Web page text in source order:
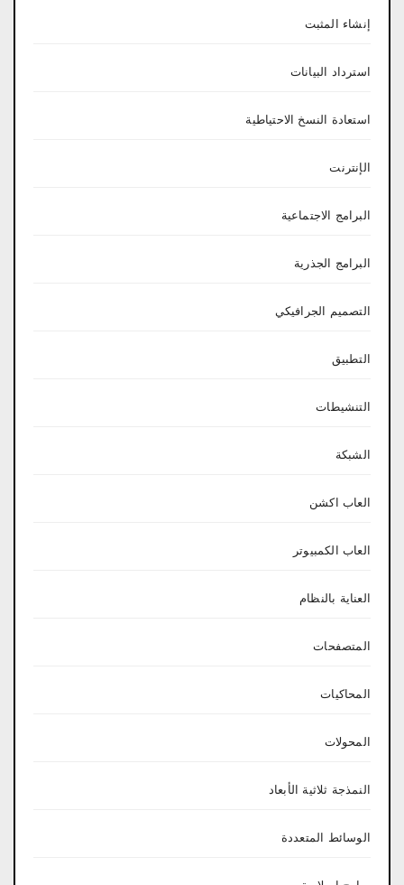
إنشاء المثبت
استرداد البيانات
استعادة النسخ الاحتياطية
الإنترنت
البرامج الاجتماعية
البرامج الجذرية
التصميم الجرافيكي
التطبيق
التنشيطات
الشبكة
العاب اكشن
العاب الكمبيوتر
العناية بالنظام
المتصفحات
المحاكيات
المحولات
النمذجة ثلاثية الأبعاد
الوسائط المتعددة